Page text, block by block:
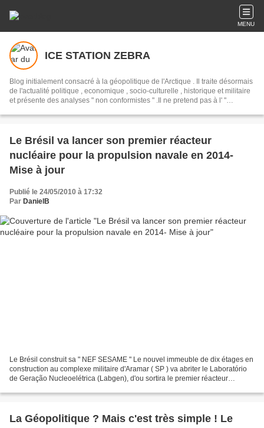
MENU
ICE STATION ZEBRA
Blog initialement consacré à la géopolitique de l'Arctique . Il traite désormais
de l'actualité politique , economique , socio-culturelle , historique et militaire
et présente des analyses " non conformistes " .Il ne pretend pas à l' "
pretendues " analyses " syndiquées des " mediats libres " des "
Le Brésil va lancer son premier réacteur
nucléaire pour la propulsion navale en 2014-
Mise à jour
Publié le 24/05/2010 à 17:32
Par DanielB
Le Brésil construit sa " NEF SESAME " Le nouvel immeuble de dix étages en
construction au complexe militaire d'Aramar ( SP ) va abriter le Laboratório
de Geração Nucleoelétrica (Labgen), d'ou sortira le premier réacteur
La Géopolitique ? Mais c'est très simple ! Le